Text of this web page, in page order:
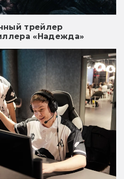
трейлер
«Надежда»